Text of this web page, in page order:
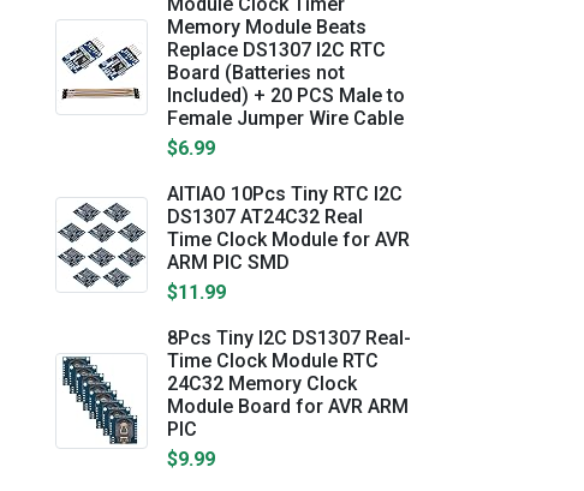
Memory Module Beats
Replace DS1307 I2C RTC
Board (Batteries not
Included) + 20 PCS Male to
Female Jumper Wire Cable
$6.99
AITIAO 10Pcs Tiny RTC I2C
DS1307 AT24C32 Real
Time Clock Module for AVR
ARM PIC SMD
$11.99
8Pcs Tiny I2C DS1307 Real-
Time Clock Module RTC
24C32 Memory Clock
Module Board for AVR ARM
PIC
$9.99